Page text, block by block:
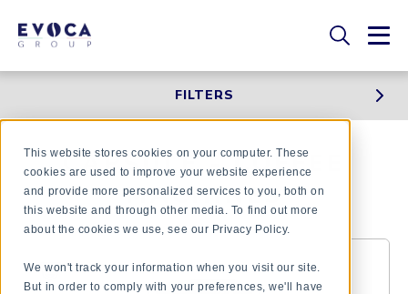
This website stores cookies on your computer. These
cookies are used to improve your website experience
and provide more personalized services to you, both on
this website and through other media. To find out more
about the cookies we use, see our Privacy Policy.
We won't track your information when you visit our site.
But in order to comply with your preferences, we'll have
FILTERS
CAPSULE - COFFEE
MACHINES